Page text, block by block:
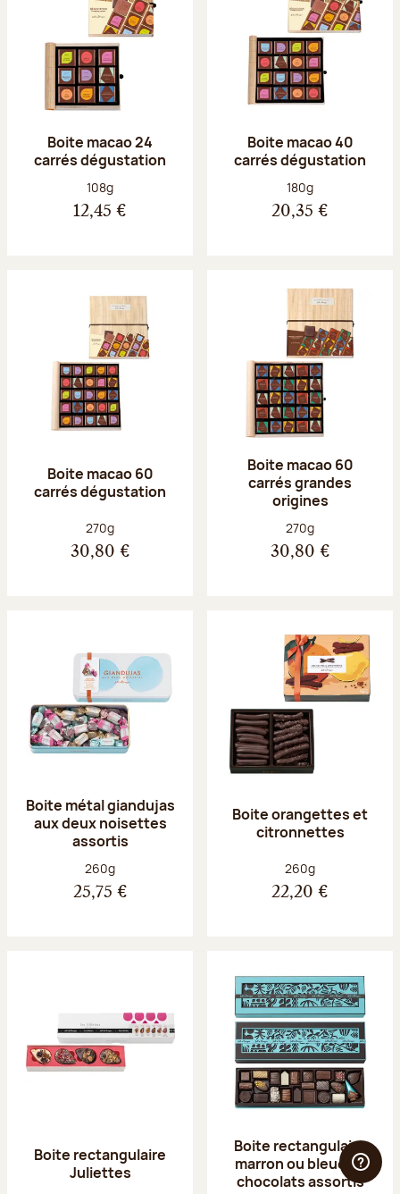
Boite macao 24
carrés dégustation
Poids net :
108g
12,45 €
Boite macao 40
carrés dégustation
Poids net :
180g
20,35 €
Boite macao 60
carrés dégustation
Poids net :
270g
30,80 €
Boite macao 60
carrés grandes
origines
Poids net :
270g
30,80 €
Boite métal giandujas
aux deux noisettes
assortis
Poids net :
260g
25,75 €
Boite orangettes et
citronnettes
Poids net :
260g
22,20 €
Boite rectangulaire
Juliettes
Boite rectangulaire
marron ou bleue 23
chocolats assortis